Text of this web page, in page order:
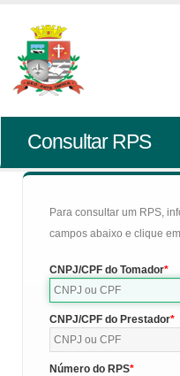
Consultar RPS
Para consultar um RPS,
campos abaixo e clique
CNPJ/CPF do Tomador
CNPJ/CPF do Prestador
Número do RPS